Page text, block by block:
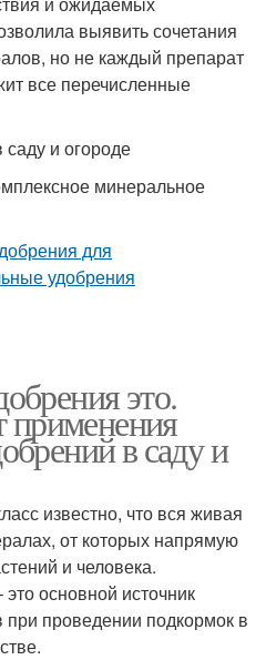
выявить сочетания
но не каждый препарат
все перечисленные
и огороде
минеральное
это.
применения
в саду и
известно, что вся живая
от которых напрямую
и человека.
основной источник
проведении подкормок в